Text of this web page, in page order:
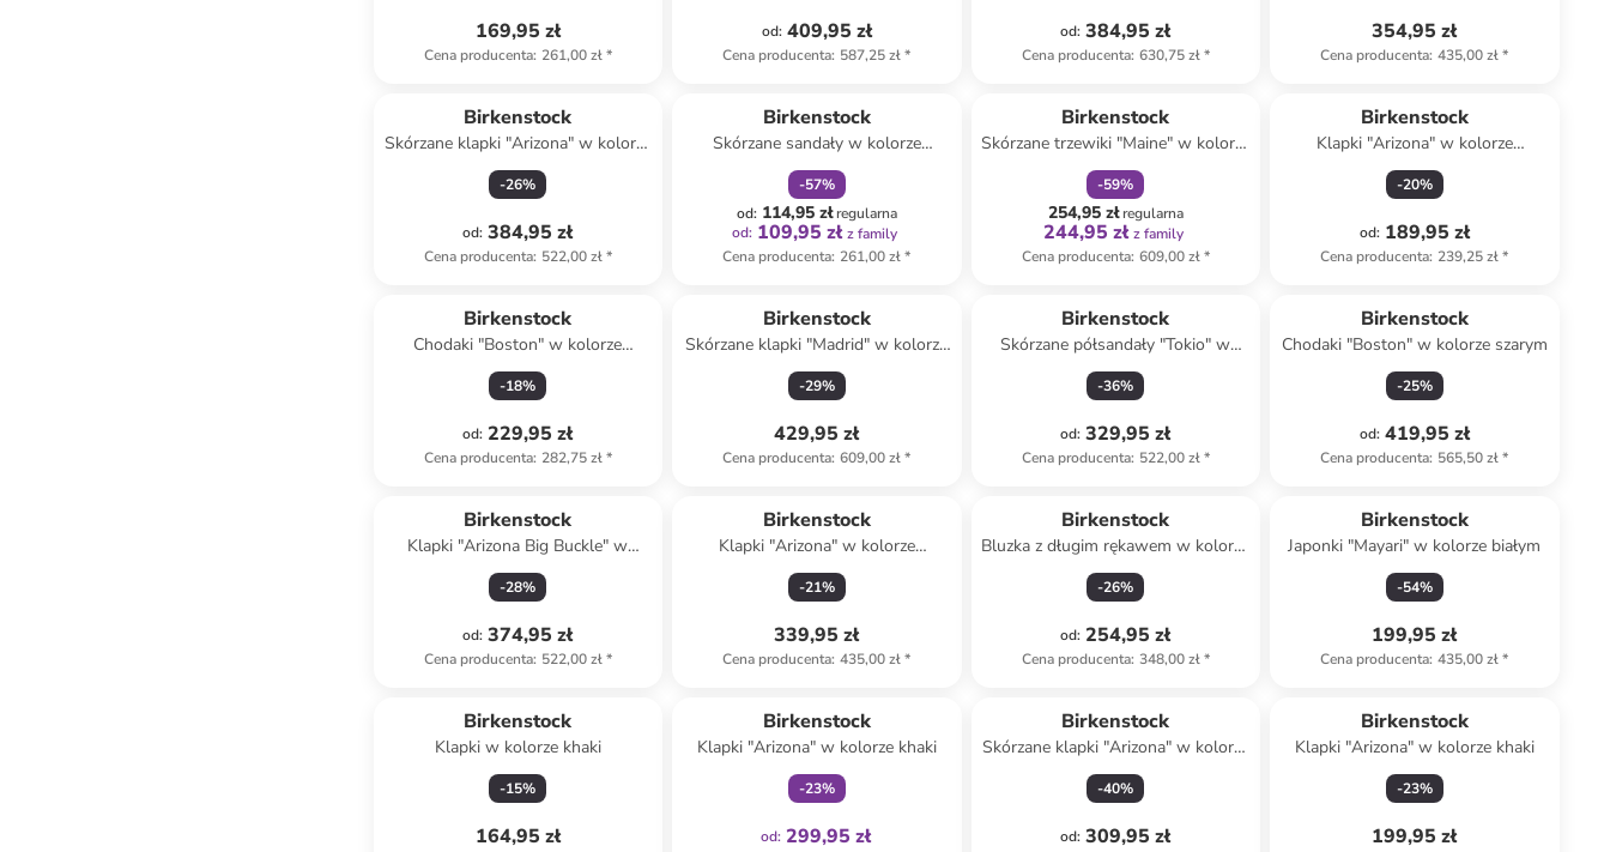
169,95 zł
Cena producenta: 261,00 zł*
od: 409,95 zł
Cena producenta: 587,25 zł*
od: 384,95 zł
Cena producenta: 630,75 zł*
354,95 zł
Cena producenta: 435,00 zł*
Birkenstock
Skórzane klapki "Arizona" w kolorze
szarym
-26%
od: 384,95 zł
Cena producenta: 522,00 zł*
Birkenstock
Skórzane sandały w kolorze
jasnobrązowym
-57%
od: 114,95 złregularna
od: 109,95 zł z family
Cena producenta: 261,00 zł*
Birkenstock
Skórzane trzewiki "Maine" w kolorze
khaki
-59%
254,95 złregularna
244,95 zł z family
Cena producenta: 609,00 zł*
Birkenstock
Klapki "Arizona" w kolorze
srebrnym
-20%
od: 189,95 zł
Cena producenta: 239,25 zł*
Birkenstock
Chodaki "Boston" w kolorze
kremowym
-18%
od: 229,95 zł
Cena producenta: 282,75 zł*
Birkenstock
Skórzane klapki "Madrid" w kolorze
czarnym
-29%
429,95 zł
Cena producenta: 609,00 zł*
Birkenstock
Skórzane półsandały "Tokio" w
kolorze granatowym
-36%
od: 329,95 zł
Cena producenta: 522,00 zł*
Birkenstock
Chodaki "Boston" w kolorze szarym
-25%
od: 419,95 zł
Cena producenta: 565,50 zł*
Birkenstock
Klapki "Arizona Big Buckle" w
kolorze jasnoróżowym
-28%
od: 374,95 zł
Cena producenta: 522,00 zł*
Birkenstock
Klapki "Arizona" w kolorze
szarobrązowym
-21%
339,95 zł
Cena producenta: 435,00 zł*
Birkenstock
Bluzka z długim rękawem w kolorze
niebiesko-białym
-26%
od: 254,95 zł
Cena producenta: 348,00 zł*
Birkenstock
Japonki "Mayari" w kolorze białym
-54%
199,95 zł
Cena producenta: 435,00 zł*
Birkenstock
Klapki w kolorze khaki
-15%
164,95 zł
Birkenstock
Klapki "Arizona" w kolorze khaki
-23%
od: 299,95 zł
Birkenstock
Skórzane klapki "Arizona" w kolorze
jasnobrązowym
-40%
od: 309,95 zł
Birkenstock
Klapki "Arizona" w kolorze khaki
-23%
199,95 zł